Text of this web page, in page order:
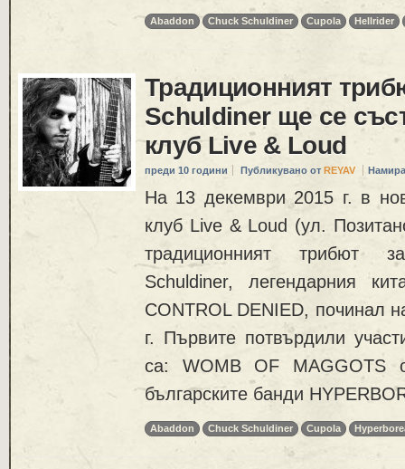
Abaddon Chuck Schuldiner Cupola Hellrider
Традиционният
Schuldiner ще се
клуб Live & Loud
преди 10 години Публикувано от REYAV
На 13 декември 2015 г. в
клуб Live & Loud (ул.
традиционният трибют
Schuldiner, легендарния
CONTROL DENIED, починал
г. Първите потвърдили
са: WOMB OF MAGGOTS
българските банди
Abaddon Chuck Schuldiner Cupola